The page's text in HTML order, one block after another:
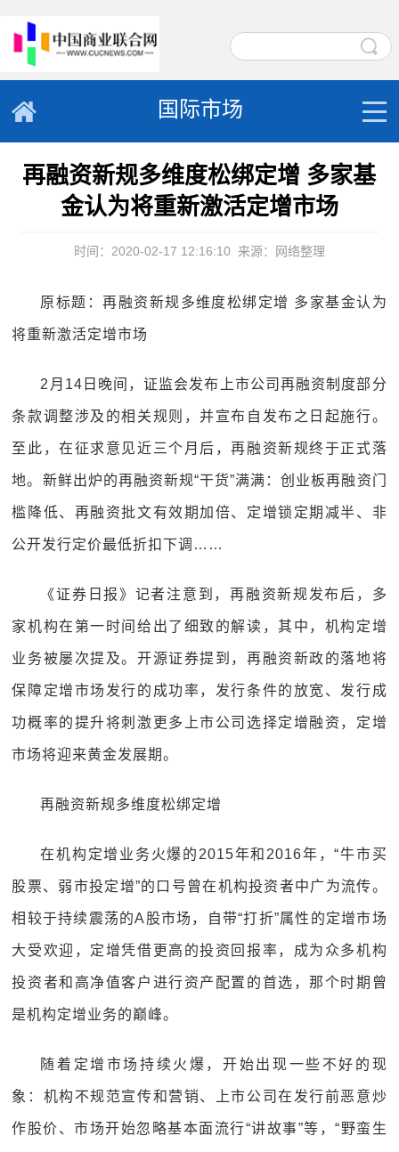
国际市场
再融资新规多维度松绑定增 多家基
金认为将重新激活定增市场
时间：2020-02-17 12:16:10 来源：网络整理
原标题：再融资新规多维度松绑定增 多家基金认为
将重新激活定增市场
2月14日晚间，证监会发布上市公司再融资制度部分
条款调整涉及的相关规则，并宣布自发布之日起施行。
至此，在征求意见近三个月后，再融资新规终于正式落
地。新鲜出炉的再融资新规“干货”满满：创业板再融资门
槛降低、再融资批文有效期加倍、定增锁定期减半、非
公开发行定价最低折扣下调……
《证券日报》记者注意到，再融资新规发布后，多
家机构在第一时间给出了细致的解读，其中，机构定增
业务被屡次提及。开源证券提到，再融资新政的落地将
保障定增市场发行的成功率，发行条件的放宽、发行成
功概率的提升将刺激更多上市公司选择定增融资，定增
市场将迎来黄金发展期。
再融资新规多维度松绑定增
在机构定增业务火爆的2015年和2016年，“牛市买
股票、弱市投定增”的口号曾在机构投资者中广为流传。
相较于持续震荡的A股市场，自带“打折”属性的定增市场
大受欢迎，定增凭借更高的投资回报率，成为众多机构
投资者和高净值客户进行资产配置的首选，那个时期曾
是机构定增业务的巅峰。
随着定增市场持续火爆，开始出现一些不好的现
象：机构不规范宣传和营销、上市公司在发行前恶意炒
作股价、市场开始忽略基本面流行“讲故事”等，“野蛮生